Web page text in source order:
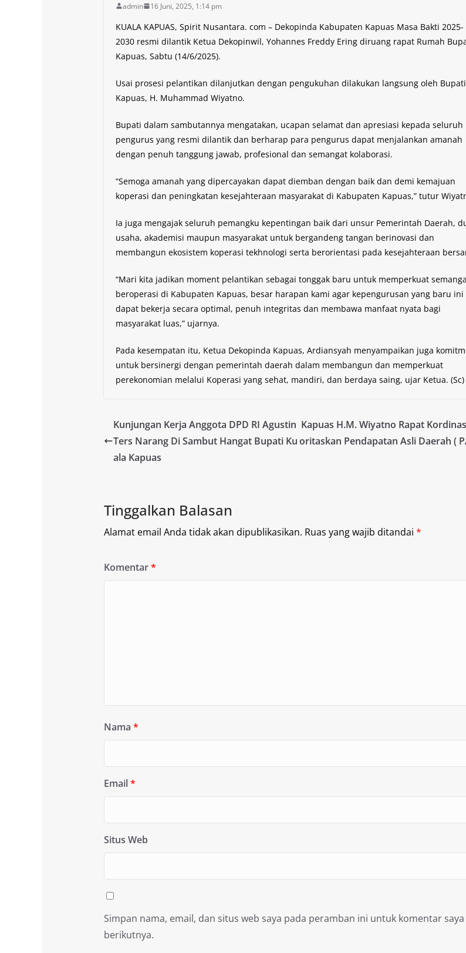
admin 16 Juni, 2025, 1:14 pm
KUALA KAPUAS, Spirit Nusantara. com – Dekopinda Kabupaten Kapuas Masa Bakti 2025-
2030 resmi dilantik Ketua Dekopinwil, Yohannes Freddy Ering diruang rapat Rumah
Kapuas, Sabtu (14/6/2025).
Usai prosesi pelantikan dilanjutkan dengan pengukuhan dilakukan langsung oleh Bupati
Kapuas, H. Muhammad Wiyatno.
Bupati dalam sambutannya mengatakan, ucapan selamat dan apresiasi kepada seluruh
pengurus yang resmi dilantik dan berharap para pengurus dapat menjalankan amanah
dengan penuh tanggung jawab, profesional dan semangat kolaborasi.
“Semoga amanah yang dipercayakan dapat diemban dengan baik dan demi kemajuan
koperasi dan peningkatan kesejahteraan masyarakat di Kabupaten Kapuas,” tutur
Ia juga mengajak seluruh pemangku kepentingan baik dari unsur Pemerintah Daerah,
usaha, akademisi maupun masyarakat untuk bergandeng tangan berinovasi dan
membangun ekosistem koperasi tekhnologi serta berorientasi pada kesejahteraan
“Mari kita jadikan moment pelantikan sebagai tonggak baru untuk memperkuat
beroperasi di Kabupaten Kapuas, besar harapan kami agar kepengurusan yang baru ini
dapat bekerja secara optimal, penuh integritas dan membawa manfaat nyata bagi
masyarakat luas,” ujarnya.
Pada kesempatan itu, Ketua Dekopinda Kapuas, Ardiansyah menyampaikan juga
untuk bersinergi dengan pemerintah daerah dalam membangun dan memperkuat
perekonomian melalui Koperasi yang sehat, mandiri, dan berdaya saing, ujar Ketua. (Sc)
Kunjungan Kerja Anggota DPD RI Agustin
Ters Narang Di Sambut Hangat Bupati Ku
ala Kapuas
Kapuas H.M. Wiyatno Rapat
oritaskan Pendapatan Asli Daerah (
Tinggalkan Balasan
Alamat email Anda tidak akan dipublikasikan. Ruas yang wajib ditandai *
Komentar*
Nama *
Email*
Situs Web
Simpan nama, email, dan situs web saya pada peramban ini untuk komentar saya
berikutnya.